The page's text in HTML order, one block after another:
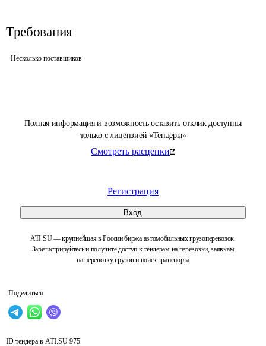
Полная информация и возможность оставить отклик доступны
только с лицензией «Тендеры»
Смотреть расценки
Регистрация
Вход
ATI.SU — крупнейшая в России биржа автомобильных грузоперевозок.
Зарегистрируйтесь и получите доступ к тендерам на перевозки, заявкам
на перевозку грузов и поиск транспорта
Поделиться
Требования
Несколько поставщиков
ID тендера в ATI.SU 975